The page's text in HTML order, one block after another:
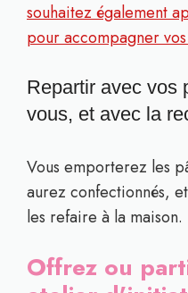
souhaitez également
pour accompagner
Repartir avec vos
vous, et avec la
Vous emporterez les
aurez confectionnés,
les refaire à la maison.
Offrez ou